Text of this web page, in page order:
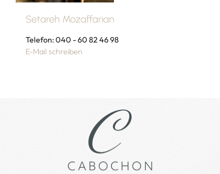
Setareh Mozaffarian
Telefon: 040 - 60 82 46 98
E-Mail schreiben